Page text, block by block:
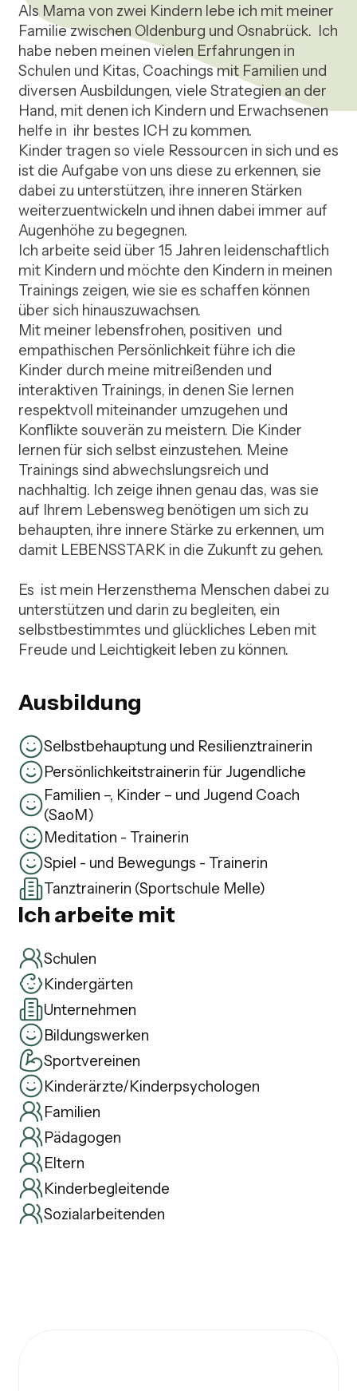
Als Mama von zwei Kindern lebe ich mit meiner
Familie zwischen Oldenburg und Osnabrück.  Ich
habe neben meinen vielen Erfahrungen in
Schulen und Kitas, Coachings mit Familien und
diversen Ausbildungen, viele Strategien an der
Hand, mit denen ich Kindern und Erwachsenen
helfe in  ihr bestes ICH zu kommen.
Kinder tragen so viele Ressourcen in sich und es
ist die Aufgabe von uns diese zu erkennen, sie
dabei zu unterstützen, ihre inneren Stärken
weiterzuentwickeln und ihnen dabei immer auf
Augenhöhe zu begegnen.
Ich arbeite seid über 15 Jahren leidenschaftlich
mit Kindern und möchte den Kindern in meinen
Trainings zeigen, wie sie es schaffen können
über sich hinauszuwachsen.
Mit meiner lebensfrohen, positiven  und
empathischen Persönlichkeit führe ich die
Kinder durch meine mitreißenden und
interaktiven Trainings, in denen Sie lernen
respektvoll miteinander umzugehen und
Konflikte souverän zu meistern. Die Kinder
lernen für sich selbst einzustehen. Meine
Trainings sind abwechslungsreich und
nachhaltig. Ich zeige ihnen genau das, was sie
auf Ihrem Lebensweg benötigen um sich zu
behaupten, ihre innere Stärke zu erkennen, um
damit LEBENSSTARK in die Zukunft zu gehen.
Es  ist mein Herzensthema Menschen dabei zu
unterstützen und darin zu begleiten, ein
selbstbestimmtes und glückliches Leben mit
Freude und Leichtigkeit leben zu können.
Ausbildung
Selbstbehauptung und Resilienztrainerin
Persönlichkeitstrainerin für Jugendliche
Familien –, Kinder – und Jugend Coach
(SaoM)
Meditation - Trainerin
Spiel - und Bewegungs - Trainerin
Tanztrainerin (Sportschule Melle)
Ich arbeite mit
Schulen
Kindergärten
Unternehmen
Bildungswerken
Sportvereinen
Kinderärzte/Kinderpsychologen
Familien
Pädagogen
Eltern
Kinderbegleitende
Sozialarbeitenden